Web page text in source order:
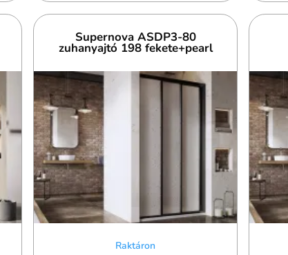
Supernova ASDP3-80
zuhanyajtó 198 fekete+pearl
Raktáron